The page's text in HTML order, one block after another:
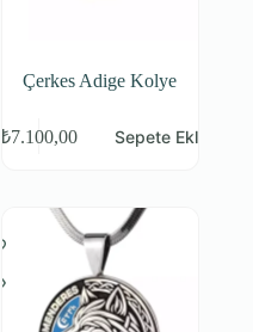
Çerkes Adige Kolye
₺7.100,00 Sepete Ekle